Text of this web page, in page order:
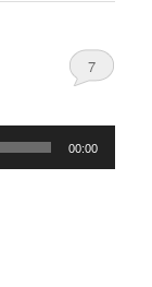
7
00:00